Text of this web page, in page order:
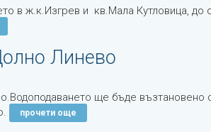
в ж.к.Изгрев и кв.Мала Кутловица, до
Линево
ще бъде възтановено
прочети още